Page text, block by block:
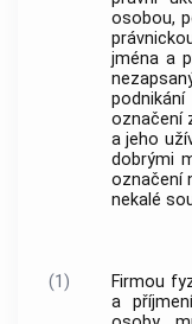
osobou,
jména a
podnikání
označení
a jeho
dobrými
označení
nekalé
(1)
Firmou
a